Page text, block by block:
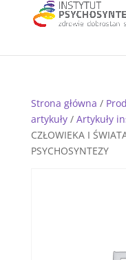
Strona główna /
artykuły/ Artykuły
CZŁOWIEKA I
PSYCHOSYNTEZY